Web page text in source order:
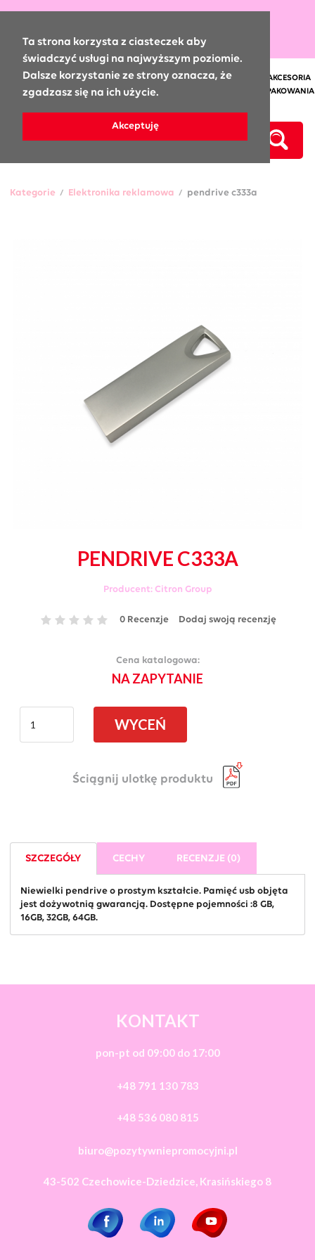
Ta strona korzysta z ciasteczek aby
świadczyć usługi na najwyższym poziomie.
Dalsze korzystanie ze strony oznacza, że
zgadzasz się na ich użycie.
Akceptuję
GADŻETY REKLAMOWE: KUBKI SŁODYCZE NOTESY ODZIEŻ
AKCESORIA
SAMOCHODOWE
CZAPKI ODBLASKI
TORBY I OPAKOWANIA
Kategorie / Elektronika reklamowa / pendrive c333a
PENDRIVE C333A
Producent: Citron Group
0 Recenzje Dodaj swoją recenzję
Cena katalogowa:
NA ZAPYTANIE
WYCEŃ
Ściągnij ulotkę produktu
SZCZEGÓŁY CECHY RECENZJE (0)
Niewielki pendrive o prostym kształcie. Pamięć usb objęta
jest dożywotnią gwarancją. Dostępne pojemności :8 GB,
16GB, 32GB, 64GB.
KONTAKT
pon-pt od 09:00 do 17:00
+48 791 130 783
+48 536 080 815
biuro@pozytywniepromocyjni.pl
43-502 Czechowice-Dziedzice, Krasińskiego 8